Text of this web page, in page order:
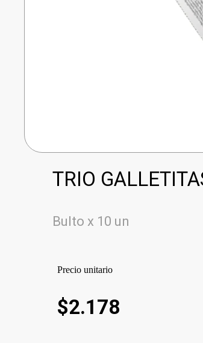
TRIO
Bulto x 10 un
Precio unitario
$2.178